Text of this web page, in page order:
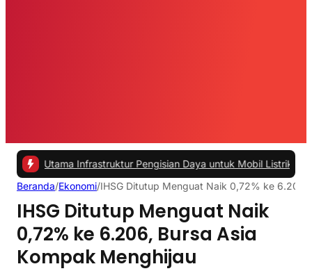
Infrastruktur Pengisian Daya untuk Mobil Listrik yang Perlu
Beranda/Ekonomi/IHSG Ditutup Menguat Naik 0,72% ke 6.206,
IHSG Ditutup Menguat Naik
0,72% ke 6.206, Bursa Asia
Kompak Menghijau